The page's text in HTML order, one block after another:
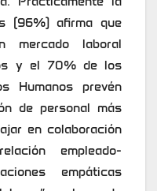
(96%) afirma que
mercado laboral
y el 70% de los
Humanos prevén
de personal más
en colaboración
empleado-
empáticas